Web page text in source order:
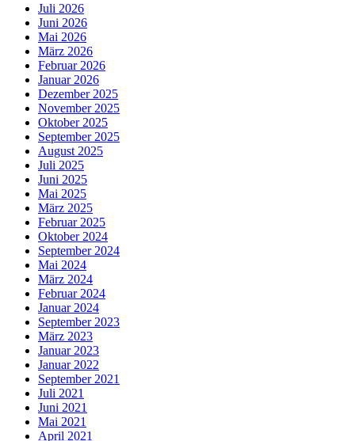
Juli 2026
Juni 2026
Mai 2026
März 2026
Februar 2026
Januar 2026
Dezember 2025
November 2025
Oktober 2025
September 2025
August 2025
Juli 2025
Juni 2025
Mai 2025
März 2025
Februar 2025
Oktober 2024
September 2024
Mai 2024
März 2024
Februar 2024
Januar 2024
September 2023
März 2023
Januar 2023
Januar 2022
September 2021
Juli 2021
Juni 2021
Mai 2021
April 2021